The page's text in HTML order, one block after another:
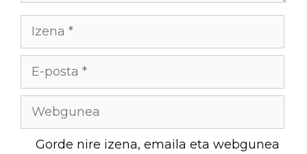
Gorde nire izena, emaila eta webgunea